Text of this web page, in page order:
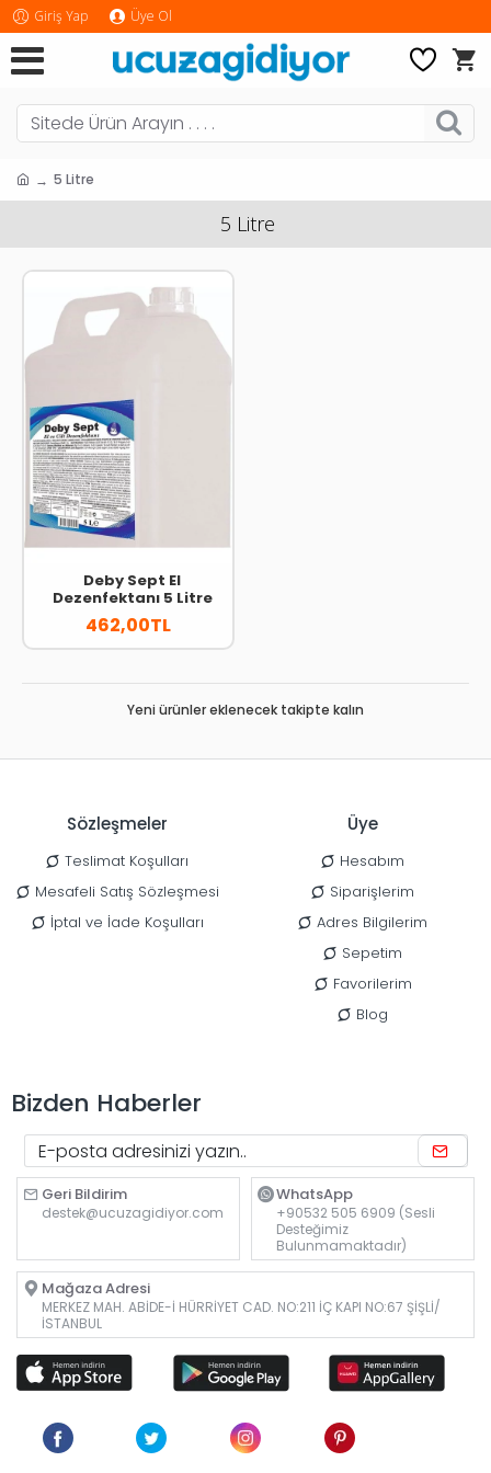
Giriş Yap Üye Ol
5 Litre
5 Litre
Deby Sept El
Dezenfektanı 5 Litre
462,00TL
Yeni ürünler eklenecek takipte kalın
Sözleşmeler
Teslimat Koşulları
Mesafeli Satış Sözleşmesi
İptal ve İade Koşulları
Üye
Hesabım
Siparişlerim
Adres Bilgilerim
Sepetim
Favorilerim
Blog
Bizden Haberler
Geri Bildirim
destek@ucuzagidiyor.com
WhatsApp
+90532 505 6909 (Sesli
Desteğimiz
Bulunmamaktadır)
Mağaza Adresi
MERKEZ MAH. ABİDE-İ HÜRRİYET CAD. NO:211 İÇ KAPI NO:67 ŞİŞLİ/
İSTANBUL